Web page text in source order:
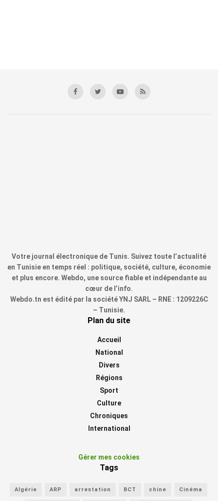
Votre journal électronique de Tunis. Suivez toute l’actualité
en Tunisie en temps réel : politique, société, culture, économie
et plus encore. Webdo, une source fiable et indépendante au
cœur de l’info.
Webdo.tn est édité par la société YNJ SARL – RNE : 1209226C
– Tunisie.
Plan du site
Accueil
National
Divers
Régions
Sport
Culture
Chroniques
International
Gérer mes cookies
Tags
Algérie ARP arrestation BCT chine Cinéma